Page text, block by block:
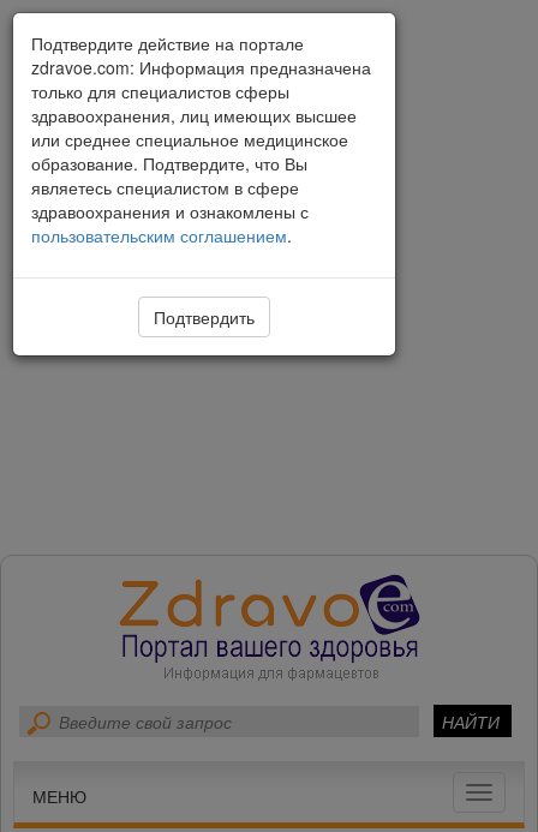
Toggle
МЕНЮ
Подтвердите действие на портале
zdravoe.com: Информация предназначена
только для специалистов сферы
здравоохранения, лиц имеющих высшее
или среднее специальное медицинское
образование. Подтвердите, что Вы
являетесь специалистом в сфере
здравоохранения и ознакомлены с
пользовательским соглашением.
Подтвердить